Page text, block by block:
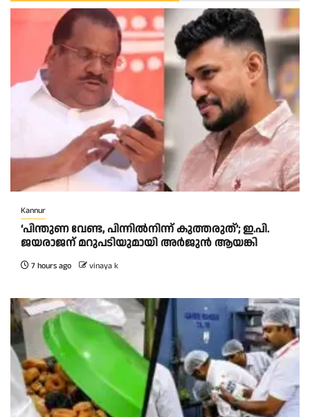
Kannur
‘പിന്തുണ വേണ്ട, പിന്നിൽനിന്ന് കുത്തരുത്’; ഇ.പി.
ജയരാജന് മറുപടിയുമായി അർജുൻ ആയങ്കി
7 hours ago vinaya k